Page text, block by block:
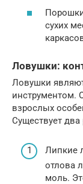
сухих
Ловушки:
Ловушки
инструментом.
взрослых
Существует
Липкие
отлова
моль.